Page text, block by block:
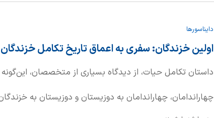
در سال 1876، نام "هیراکوتیریوم" را بر آن نهاد که در
دایناسورها
اولین خزندگان: سفری به اعماق تاریخ تکامل خزندگان
داستان تکامل حیات، از دیدگاه بسیاری از متخصصان،
چهاراندامان، چهاراندامان به دوزیستان و دوزیستان به